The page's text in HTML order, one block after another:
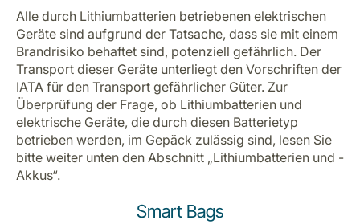
Alle durch Lithiumbatterien betriebenen elektrischen
Geräte sind aufgrund der Tatsache, dass sie mit einem
Brandrisiko behaftet sind, potenziell gefährlich. Der
Transport dieser Geräte unterliegt den Vorschriften der
IATA für den Transport gefährlicher Güter. Zur
Überprüfung der Frage, ob Lithiumbatterien und
elektrische Geräte, die durch diesen Batterietyp
betrieben werden, im Gepäck zulässig sind, lesen Sie
bitte weiter unten den Abschnitt „Lithiumbatterien und -
Akkus“.
Smart Bags